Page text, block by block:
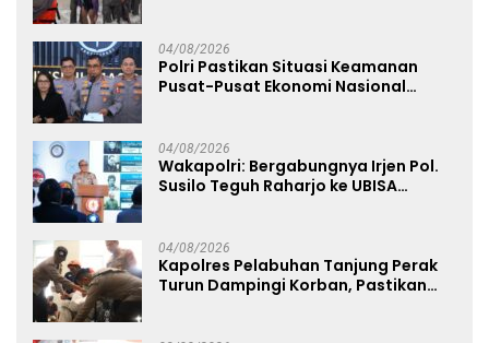
04/08/2026
Polri Pastikan Situasi Keamanan
Pusat-Pusat Ekonomi Nasional
04/08/2026
Wakapolri: Bergabungnya Irjen Pol.
Susilo Teguh Raharjo ke UBISA
04/08/2026
Kapolres Pelabuhan Tanjung Perak
Turun Dampingi Korban, Pastikan